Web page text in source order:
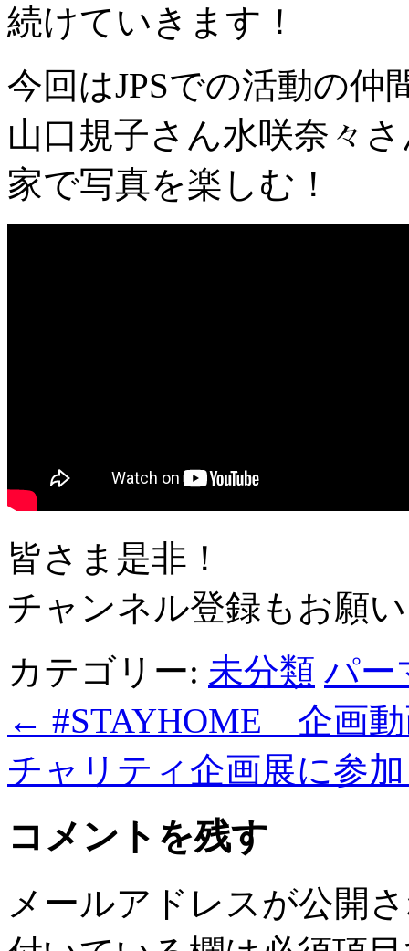
続けていきます！
今回はJPSでの活動の仲
山口規子さん水咲奈々
家で写真を楽しむ！
皆さま是非！
チャンネル登録もお願
カテゴリー: 未分類 パー
← #STAYHOME 企画動
チャリティ企画展に参
コメントを残す
メールアドレスが公開